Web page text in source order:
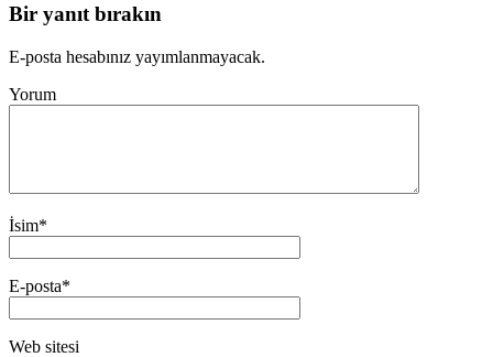
Bir yanıt bırakın
E-posta hesabınız yayımlanmayacak.
Yorum
İsim*
E-posta*
Web sitesi